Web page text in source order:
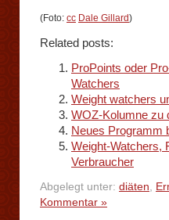
(Foto: cc Dale Gillard)
Related posts:
ProPoints oder
Watchers
Weight watchers
WOZ-Kolumne zu
Neues Programm
Weight-Watchers,
Verbraucher
Abgelegt unter: diäten,
Kommentar »